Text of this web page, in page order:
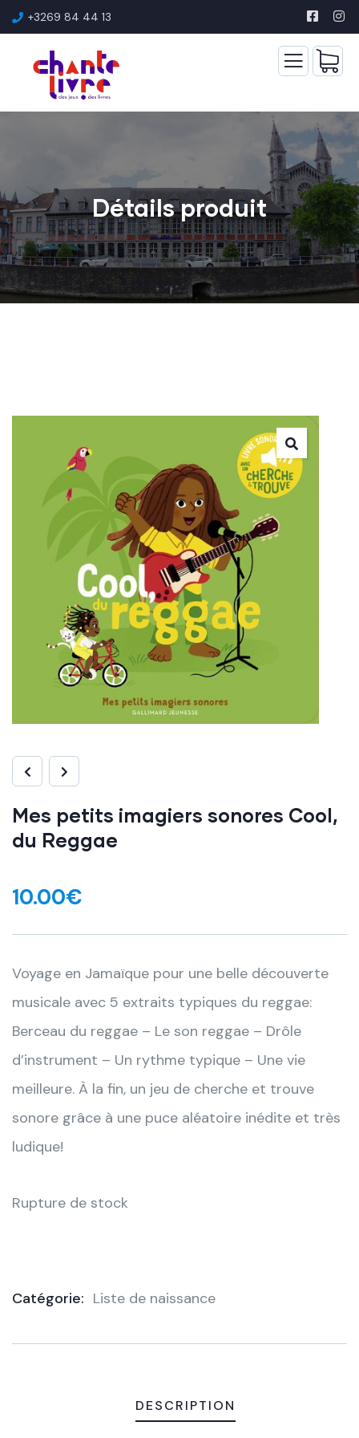
+3269 84 44 13
Détails produit
Mes petits imagiers sonores Cool,
du Reggae
10.00€
Voyage en Jamaïque pour une belle découverte
musicale avec 5 extraits typiques du reggae:
Berceau du reggae – Le son reggae – Drôle
d’instrument – Un rythme typique – Une vie
meilleure. À la fin, un jeu de cherche et trouve
sonore grâce à une puce aléatoire inédite et très
ludique!
Rupture de stock
Catégorie: Liste de naissance
DESCRIPTION